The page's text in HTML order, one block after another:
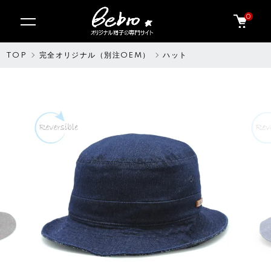
0
TOP 完全オリジナル（別注OEM） ハット